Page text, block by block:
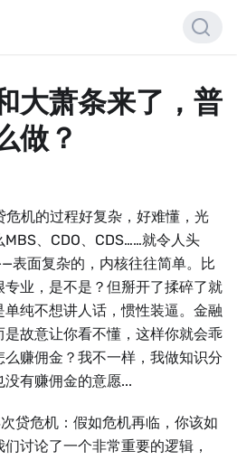
大萧条来了，普
做？
危机的过程好复杂，好难懂，光
、CDO、CDS……就令人头
表面复杂的，内核往往简单。比
业，是不是？但掰开了揉碎了就
纯不想讲人话，惯性装逼。金融
故意让你看不懂，这样你就会乖
赚佣金？我不一样，我做知识分
有赚佣金的意愿...
贷危机：假如危机再临，你该如
讨论了一个非常重要的逻辑，